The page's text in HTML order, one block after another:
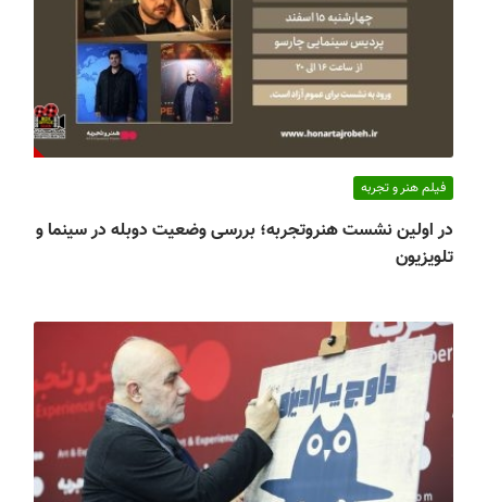
فیلم هنر و تجربه
در اولین نشست هنروتجربه؛ بررسی وضعیت دوبله در سینما و
تلویزیون